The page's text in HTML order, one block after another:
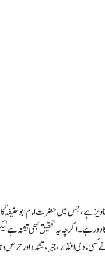
دستاویز ہے ، جس میں حضرت امام
اگرچہ یہ تحقیق بھی تشنہ ہے
اقتدار، جبر، تشدد اور حرص و